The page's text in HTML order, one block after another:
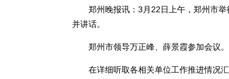
郑州晚报讯：3月22日上午，郑州市举
并讲话。
郑州市领导万正峰、薛景霞参加会议。
在详细听取各相关单位工作推进情况汇